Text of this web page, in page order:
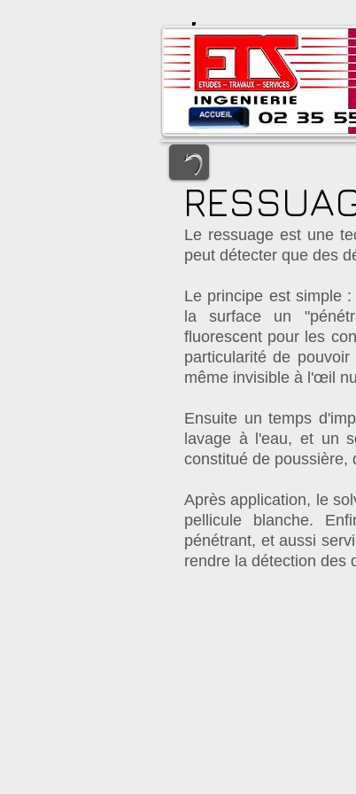
Le ressuage est une
peut détecter que des
Le principe est simple
la surface un
fluorescent pour les
particularité de
même invisible à l'œil
Ensuite un temps
lavage à l'eau, et un
constitué de poussière,
Après application, le
pellicule blanche.
pénétrant, et aussi
rendre la détection des